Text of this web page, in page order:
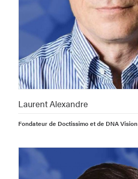
Laurent Alexandre
Fondateur de Doctissimo et de DNA Vision